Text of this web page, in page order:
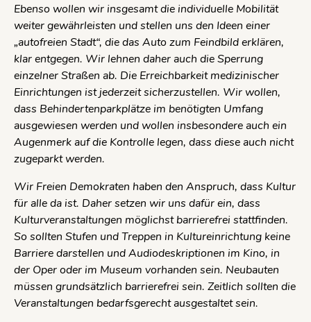
Ebenso wollen wir insgesamt die individuelle Mobilität
weiter gewährleisten und stellen uns den Ideen einer
„autofreien Stadt“, die das Auto zum Feindbild erklären,
klar entgegen. Wir lehnen daher auch die Sperrung
einzelner Straßen ab. Die Erreichbarkeit medizinischer
Einrichtungen ist jederzeit sicherzustellen. Wir wollen,
dass Behindertenparkplätze im benötigten Umfang
ausgewiesen werden und wollen insbesondere auch ein
Augenmerk auf die Kontrolle legen, dass diese auch nicht
zugeparkt werden.
Wir Freien Demokraten haben den Anspruch, dass Kultur
für alle da ist. Daher setzen wir uns dafür ein, dass
Kulturveranstaltungen möglichst barrierefrei stattfinden.
So sollten Stufen und Treppen in Kultureinrichtung keine
Barriere darstellen und Audiodeskriptionen im Kino, in
der Oper oder im Museum vorhanden sein. Neubauten
müssen grundsätzlich barrierefrei sein. Zeitlich sollten die
Veranstaltungen bedarfsgerecht ausgestaltet sein.